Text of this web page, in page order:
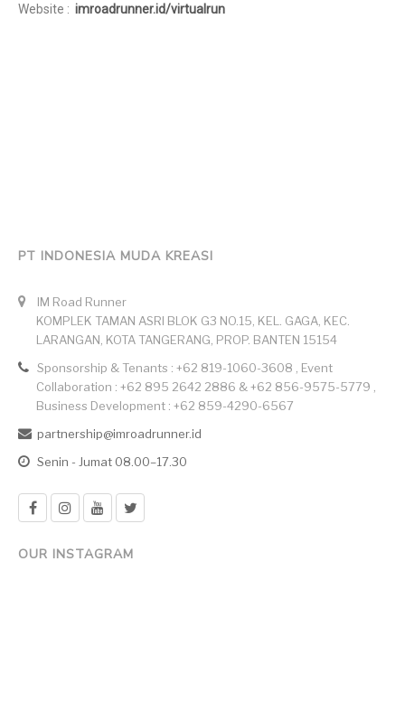
Website : imroadrunner.id/virtualrun
PT INDONESIA MUDA KREASI
IM Road Runner
KOMPLEK TAMAN ASRI BLOK G3 NO.15, KEL. GAGA, KEC.
LARANGAN, KOTA TANGERANG, PROP. BANTEN 15154
Sponsorship & Tenants : +62 819-1060-3608 , Event
Collaboration : +62 895 2642 2886 & +62 856-9575-5779 ,
Business Development : +62 859-4290-6567
partnership@imroadrunner.id
Senin - Jumat 08.00–17.30
OUR INSTAGRAM